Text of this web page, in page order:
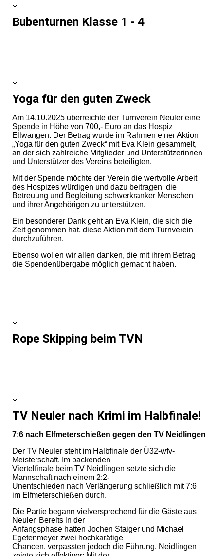
Bubenturnen Klasse 1 - 4
Yoga für den guten Zweck
Am 14.10.2025 überreichte der Turnverein Neuler eine
Spende in Höhe von 700,- Euro an das Hospiz
Ellwangen. Der Betrag wurde im Rahmen einer Aktion
„Yoga für den guten Zweck“ mit Eva Klein gesammelt,
an der sich zahlreiche Mitglieder und Unterstützerinnen
und Unterstützer des Vereins beteiligten.
Mit der Spende möchte der Verein die wertvolle Arbeit
des Hospizes würdigen und dazu beitragen, die
Betreuung und Begleitung schwerkranker Menschen
und ihrer Angehörigen zu unterstützen.
Ein besonderer Dank geht an Eva Klein, die sich die
Zeit genommen hat, diese Aktion mit dem Turnverein
durchzuführen.
Ebenso wollen wir allen danken, die mit ihrem Betrag
die Spendenübergabe möglich gemacht haben.
Rope Skipping beim TVN
TV Neuler nach Krimi im Halbfinale!
7:6 nach Elfmeterschießen gegen den TV Neidlingen
Der TV Neuler steht im Halbfinale der Ü32-wfv-
Meisterschaft. Im packenden
Viertelfinale beim TV Neidlingen setzte sich die
Mannschaft nach einem 2:2-
Unentschieden nach Verlängerung schließlich mit 7:6
im Elfmeterschießen durch.
Die Partie begann vielversprechend für die Gäste aus
Neuler. Bereits in der
Anfangsphase hatten Jochen Staiger und Michael
Egetenmeyer zwei hochkarätige
Chancen, verpassten jedoch die Führung. Neidlingen